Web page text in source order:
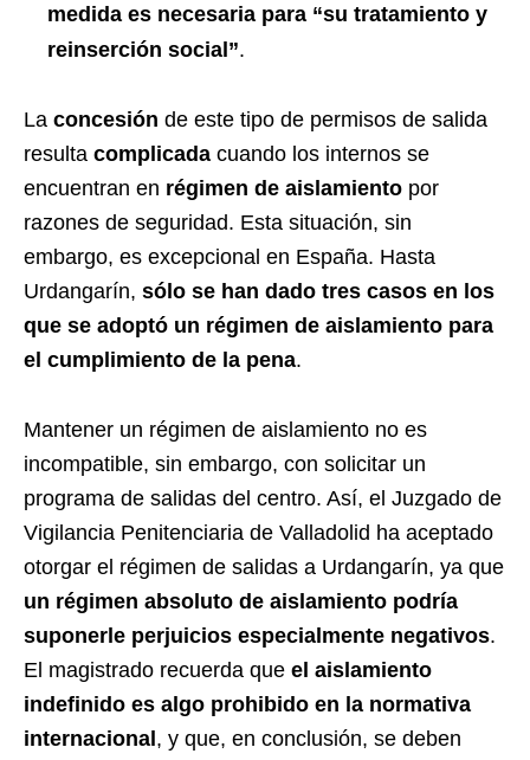
medida es necesaria para “su tratamiento y
reinserción social”.
La concesión de este tipo de permisos de salida
resulta complicada cuando los internos se
encuentran en régimen de aislamiento por
razones de seguridad. Esta situación, sin
embargo, es excepcional en España. Hasta
Urdangarín, sólo se han dado tres casos en los
que se adoptó un régimen de aislamiento para
el cumplimiento de la pena.
Mantener un régimen de aislamiento no es
incompatible, sin embargo, con solicitar un
programa de salidas del centro. Así, el Juzgado de
Vigilancia Penitenciaria de Valladolid ha aceptado
otorgar el régimen de salidas a Urdangarín, ya que
un régimen absoluto de aislamiento podría
suponerle perjuicios especialmente negativos.
El magistrado recuerda que el aislamiento
indefinido es algo prohibido en la normativa
internacional , y que, en conclusión, se deben